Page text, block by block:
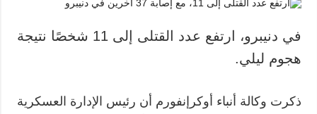
في دنيبرو، ارتفع عدد القتلى إلى 11 شخصًا نتيجة
هجوم ليلي.
ذكرت وكالة أنباء أوكرإنفورم أن رئيس الإدارة العسكرية